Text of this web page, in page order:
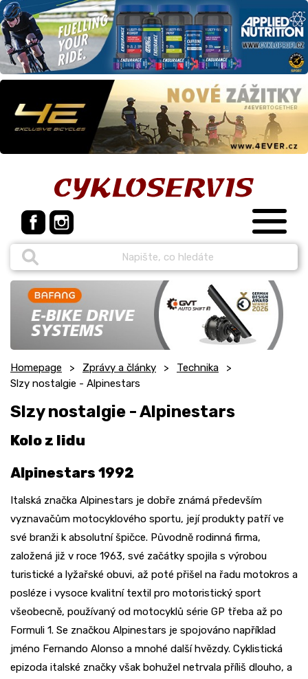
Homepage Zprávy a články
Technika
Slzy nostalgie - Alpinestars
Slzy nostalgie - Alpinestars
Kolo z lidu
Alpinestars 1992
Italská značka Alpinestars je dobře známá především
vyznavačům motocyklového sportu, její produkty patří ve
své branži k absolutní špičce. Původně rodinná firma,
založená již v roce 1963, své začátky spojila s výrobou
turistické a lyžařské obuvi, až poté přišel na řadu motokros a
posléze i vysoce kvalitní textil pro motoristický sport
všeobecně, používaný od motocyklů série GP třeba až po
Formuli 1. Se značkou Alpinestars je spojováno například
jméno Fernando Alonso a mnohé další hvězdy. Cyklistická
epizoda italské značky však bohužel netrvala příliš dlouho, a